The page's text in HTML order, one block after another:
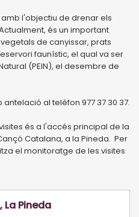
l'objectiu de drenar els
és un important
de canyissar, prats
faunístic, el qual va ser
(PEIN), el desembre de
al telèfon 977 37 30 37.
és a l'accés principal de la
Catalana, a la Pineda. Per
el monitoratge de les visites
Pineda